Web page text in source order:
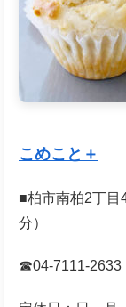
こめこと＋
■柏市南柏2丁目
分）
☎04-7111-2633